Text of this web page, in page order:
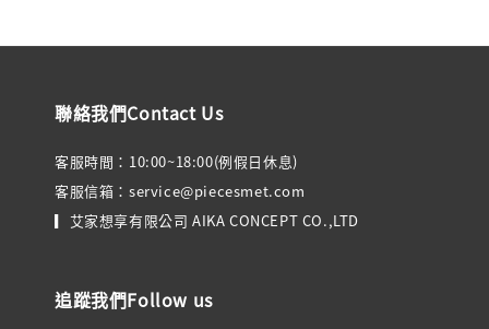
聯絡我們Contact Us
客服時間：10:00~18:00(例假日休息)
客服信箱：service@piecesmet.com
▎艾家想享有限公司 AIKA CONCEPT CO.,LTD
追蹤我們Follow us